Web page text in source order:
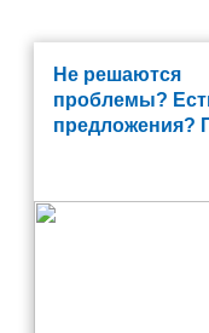
Не решаются
проблемы?
предложения?